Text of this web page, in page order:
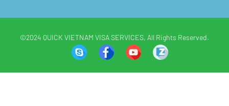
©2024 QUICK VIETNAM VISA SERVICES, All Rights Reserved.